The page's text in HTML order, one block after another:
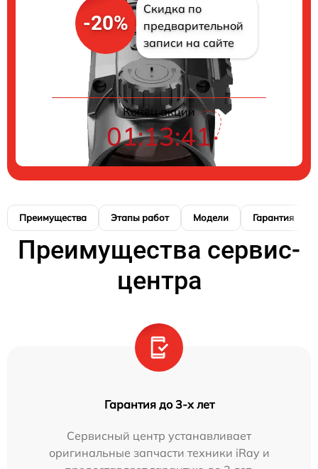
-20%
Скидка по
предварительной
записи на сайте
Конец акции
01:13:40
Преимущества Этапы работ Модели Гарантия
Преимущества сервис-
центра
Гарантия до 3-х лет
Сервисный центр устанавливает
оригинальные запчасти техники iRay и